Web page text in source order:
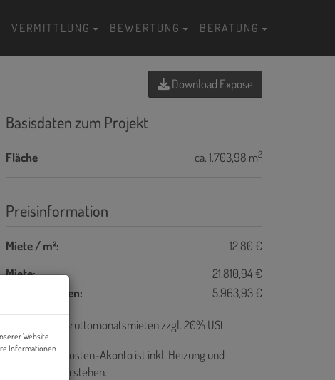
VERMITTLUNG BEWERTUNG BERATUNG
Download Expose
Basisdaten zum Projekt
Fläche ca. 1.703,98 m2
Preisinformation
Miete / m²:
12,80 €
Miete:
21.810,94 €
Betriebskosten:
5.963,93 €
3 Bruttomonatsmieten zzgl. 20% USt.
Das Betriebskosten-Akonto ist inkl. Heizung und
Kühlung zu verstehen.
Website
Informationen